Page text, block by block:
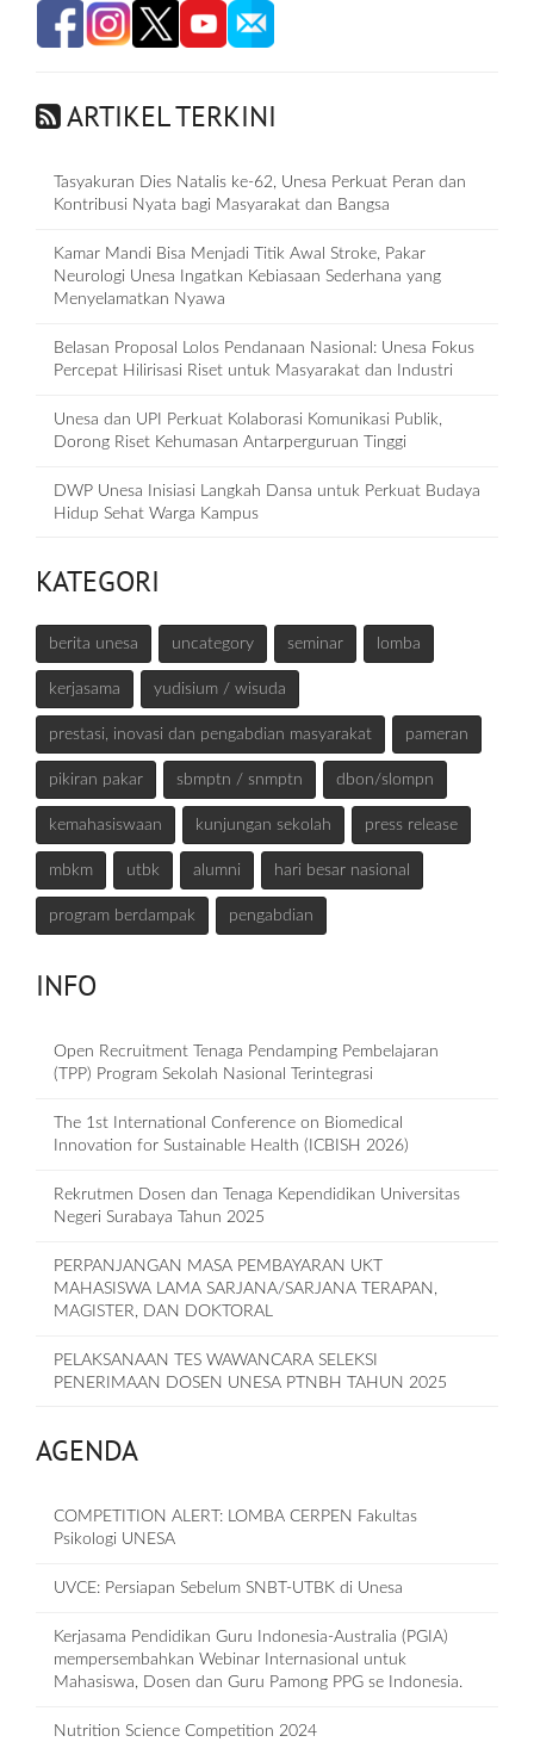
ARTIKEL TERKINI
Tasyakuran Dies Natalis ke-62, Unesa Perkuat Peran dan
Kontribusi Nyata bagi Masyarakat dan Bangsa
Kamar Mandi Bisa Menjadi Titik Awal Stroke, Pakar
Neurologi Unesa Ingatkan Kebiasaan Sederhana yang
Menyelamatkan Nyawa
Belasan Proposal Lolos Pendanaan Nasional: Unesa Fokus
Percepat Hilirisasi Riset untuk Masyarakat dan Industri
Unesa dan UPI Perkuat Kolaborasi Komunikasi Publik,
Dorong Riset Kehumasan Antarperguruan Tinggi
DWP Unesa Inisiasi Langkah Dansa untuk Perkuat Budaya
Hidup Sehat Warga Kampus
KATEGORI
berita unesa uncategory seminar lomba
kerjasama yudisium / wisuda
prestasi, inovasi dan pengabdian masyarakat pameran
pikiran pakar sbmptn / snmptn dbon/slompn
kemahasiswaan kunjungan sekolah press release
mbkm utbk alumni hari besar nasional
program berdampak pengabdian
INFO
Open Recruitment Tenaga Pendamping Pembelajaran
(TPP) Program Sekolah Nasional Terintegrasi
The 1st International Conference on Biomedical
Innovation for Sustainable Health (ICBISH 2026)
Rekrutmen Dosen dan Tenaga Kependidikan Universitas
Negeri Surabaya Tahun 2025
PERPANJANGAN MASA PEMBAYARAN UKT
MAHASISWA LAMA SARJANA/SARJANA TERAPAN,
MAGISTER, DAN DOKTORAL
PELAKSANAAN TES WAWANCARA SELEKSI
PENERIMAAN DOSEN UNESA PTNBH TAHUN 2025
AGENDA
COMPETITION ALERT: LOMBA CERPEN Fakultas
Psikologi UNESA
UVCE: Persiapan Sebelum SNBT-UTBK di Unesa
Kerjasama Pendidikan Guru Indonesia-Australia (PGIA)
mempersembahkan Webinar Internasional untuk
Mahasiswa, Dosen dan Guru Pamong PPG se Indonesia.
Nutrition Science Competition 2024